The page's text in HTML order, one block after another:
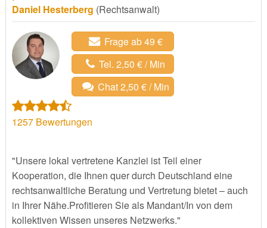
Daniel Hesterberg (Rechtsanwalt)
Frage ab 49 €
Tel. 2,50 € / Min
Chat 2,50 € / Min
1257Bewertungen
"Unsere lokal vertretene Kanzlei ist Teil einer
Kooperation, die Ihnen quer durch Deutschland eine
rechtsanwaltliche Beratung und Vertretung bietet – auch
in Ihrer Nähe.Profitieren Sie als Mandant/In von dem
kollektiven Wissen unseres Netzwerks."